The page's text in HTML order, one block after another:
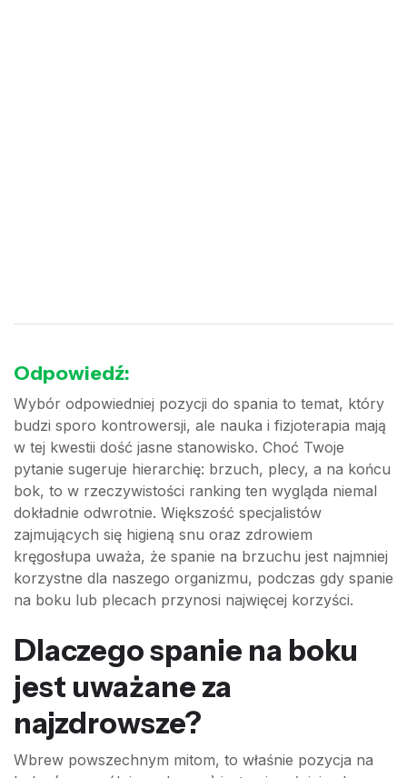
Odpowiedź:
Wybór odpowiedniej pozycji do spania to temat, który
budzi sporo kontrowersji, ale nauka i fizjoterapia mają
w tej kwestii dość jasne stanowisko. Choć Twoje
pytanie sugeruje hierarchię: brzuch, plecy, a na końcu
bok, to w rzeczywistości ranking ten wygląda niemal
dokładnie odwrotnie. Większość specjalistów
zajmujących się higieną snu oraz zdrowiem
kręgosłupa uważa, że spanie na brzuchu jest najmniej
korzystne dla naszego organizmu, podczas gdy spanie
na boku lub plecach przynosi najwięcej korzyści.
Dlaczego spanie na boku
jest uważane za
najzdrowsze?
Wbrew powszechnym mitom, to właśnie pozycja na